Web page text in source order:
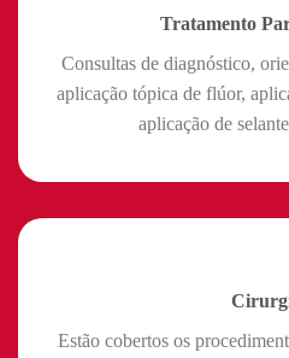
Tratamento
Consultas de diagnóstico,
aplicação tópica de flúor,
aplicação de
Estão cobertos os